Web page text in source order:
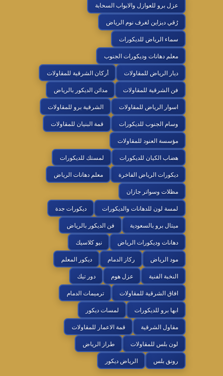
عزل برو للعوازل والابواب السحابة
رُقي ديزاين لغرف نوم الرياض
سماء الرياض للديكورات
معلم دهانات وديكورات الجنوب
ديار الرياض للمقاولات
أركان الشرقية للمقاولات
فن الشرقية للمقاولات
مدائن الديكور بالرياض
اسوار الرياض للمقاولات
الشرقية برو للمقاولات
وسام الجنوب للديكورات
قمة البنيان للمقاولات
مؤسسة العنود للمقاولات
هضاب الكيان للديكورات
لمستك للديكورات
ديكورات الرياض الفاخرة
معلم دهانات الرياض
مظلات وسواتر جازان
لمسة لون للدهانات والديكورات
ديكورات جدة
ميتال برو بالسعودية
فن الديكور بالرياض
دهانات وديكورات الرياض
نيو كلاسيك
مود الرياض
ركاز الدمام
ديكور المعلم
النخبة الفنية
عزل هوم
دور تيك
افاق الشرقية للمقاولات
ترميمات الدمام
ابها برو للديكورات
لمسات ديكور
مقاول الشرقية
قمة الاعمار للمقاولات
لون بلس للمقاولات
طراز الرياض
رونق بلس
الرياض ديكور